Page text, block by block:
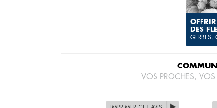
OFFRIR
DES
GERBES,
VOS PROCHES,